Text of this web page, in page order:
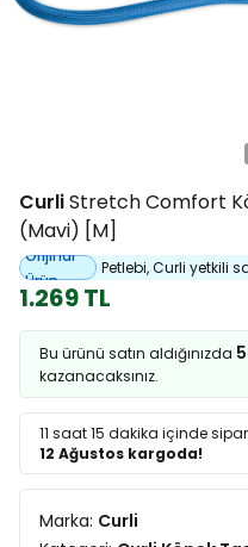
CurliStretch Comfort
(Mavi) [M]
Orijinal
Ürün
Petlebi, Curli yetkili
1.269 TL
Bu ürünü satın aldığınızda
kazanacaksınız.
11 saat 15 dakika içinde
12 Ağustos kargoda!
Marka: Curli